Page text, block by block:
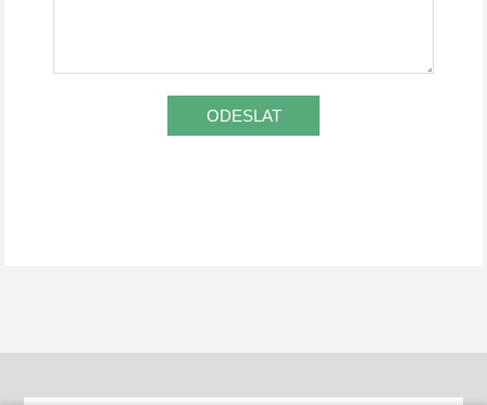
ODESLAT